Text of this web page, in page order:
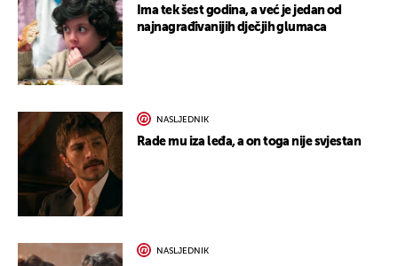
Ima tek šest godina, a već je jedan od
najnagrađivanijih dječjih glumaca
NASLJEDNIK
Rade mu iza leđa, a on toga nije svjestan
NASLJEDNIK